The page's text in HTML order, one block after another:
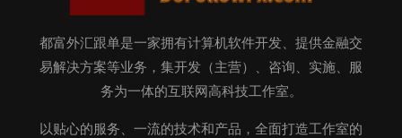
都富外汇跟单是一家拥有计算机软件开发、提供金融交
易解决方案等业务，集开发（主营）、咨询、实施、服
务为一体的互联网高科技工作室。
以贴心的服务、一流的技术和产品，全面打造工作室的